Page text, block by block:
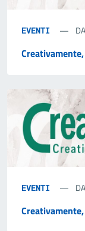
EVENTI
EVENTI